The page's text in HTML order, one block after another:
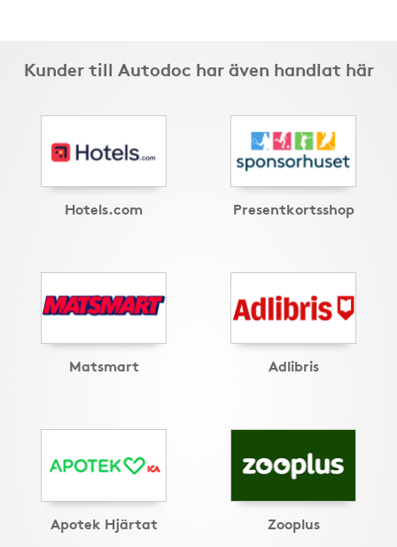
Kunder till Autodoc har även handlat här
Hotels.com Presentkortsshop
Matsmart Adlibris
Apotek Hjärtat Zooplus